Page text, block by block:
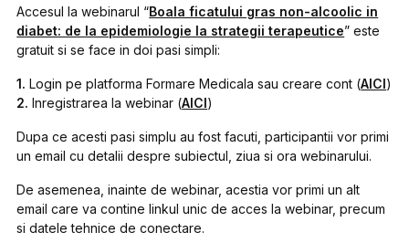
Accesul la webinarul “Boala ficatului gras non-alcoolic in
diabet: de la epidemiologie la strategii terapeutice” este
gratuit si se face in doi pasi simpli:
1. Login pe platforma Formare Medicala sau creare cont (AICI)
2. Inregistrarea la webinar (AICI)
Dupa ce acesti pasi simplu au fost facuti, participantii vor primi
un email cu detalii despre subiectul, ziua si ora webinarului.
De asemenea, inainte de webinar, acestia vor primi un alt
email care va contine linkul unic de acces la webinar, precum
si datele tehnice de conectare.